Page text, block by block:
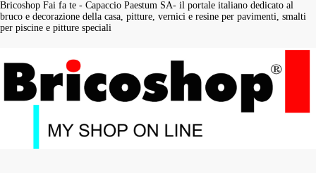
Bricoshop Fai fa te - Capaccio Paestum SA- il portale italiano dedicato al
bruco e decorazione della casa, pitture, vernici e resine per pavimenti, smalti
per piscine e pitture speciali